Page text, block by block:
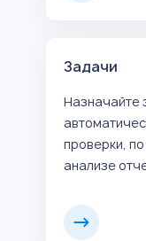
Задачи
Назначайте
проверки,
анализе